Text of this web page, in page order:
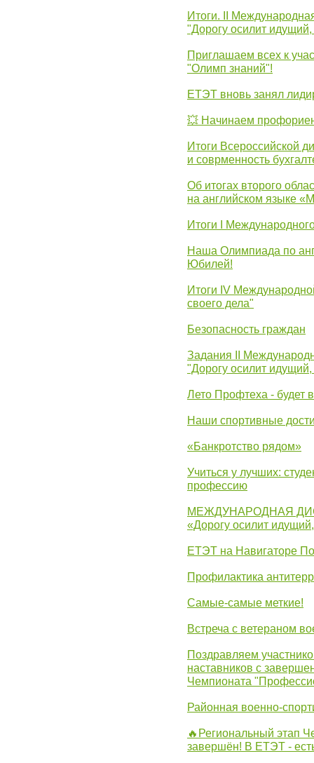
Итоги. II
"Дорогу осилит
Приглашаем всех к
"Олимп знаний"!
ЕТЭТ вновь занял
💥 Начинаем
Итоги Всероссийской
и соврменность
Об итогах второго
на английском языке
Итоги I
Наша Олимпиада по
Юбилей!
Итоги IV
своего дела"
Безопасность граждан
Задания II
"Дорогу осилит
Лето Профтеха - будет
Наши спортивные
«Банкротство рядом»
Учиться у лучших:
профессию
МЕЖДУНАРОДНАЯ
«Дорогу осилит
ЕТЭТ на Навигаторе
Профилактика
Самые-самые меткие!
Встреча с ветераном
Поздравляем
наставников с
Чемпионата
Районная военно-
🔥Региональный этап
завершён! В ЕТЭТ -